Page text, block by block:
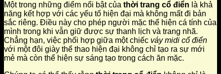
Một trong những điểm nổi bật của thời trang cổ điển là khả
năng kết hợp với các yếu tố hiện đại mà không mất đi bản
sắc riêng. Điều này cho phép người mặc thể hiện cá tính của
mình trong khi vẫn giữ được sự thanh lịch và trang nhã.
Chẳng hạn, việc phối hợp giữa một chiếc váy midi cổ điển
với một đôi giày thể thao hiện đại không chỉ tạo ra sự mới
mẻ mà còn thể hiện sự sáng tạo trong cách ăn mặc.